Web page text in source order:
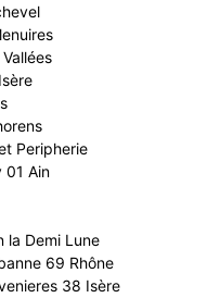
Peripherie
01 Ain
la Demi Lune
69 Rhône
38 Isère